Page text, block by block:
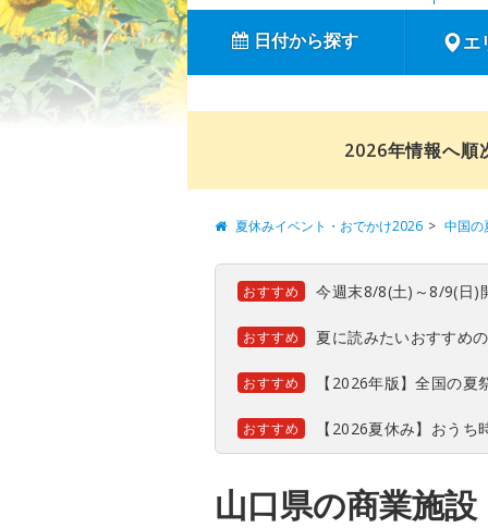
日付から探す エ
2026年情報へ順
夏休みイベント・おでかけ2026 中国の
おすすめ 今週末8/8(土)～8/9(日)
おすすめ 夏に読みたいおすすめ
おすすめ 【2026年版】全国の
おすすめ 【2026夏休み】おう
山口県の商業施